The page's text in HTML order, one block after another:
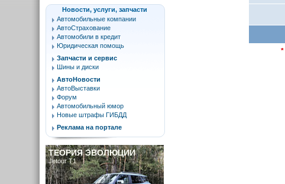
Новости, услуги, запчасти
Автомобильные компании
АвтоСтрахование
Автомобили в кредит
Юридическая помощь
Запчасти и сервис
Шины и диски
АвтоНовости
АвтоВыставки
Форум
Автомобильный юмор
Новые штрафы ГИБДД
Реклама на портале
ТЕОРИЯ ЭВОЛЮЦИИ
Jetour T1
*